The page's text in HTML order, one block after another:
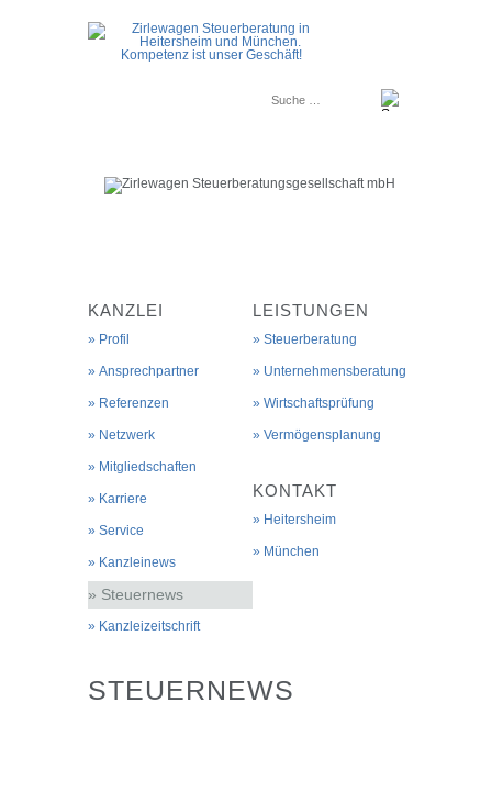
KANZLEI
Profil
Ansprechpartner
Referenzen
Netzwerk
Mitgliedschaften
Karriere
Service
Kanzleinews
Steuernews
Kanzleizeitschrift
LEISTUNGEN
Steuerberatung
Unternehmensberatung
Wirtschaftsprüfung
Vermögensplanung
KONTAKT
Heitersheim
München
STEUERNEWS